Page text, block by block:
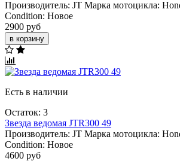
Производитель: JT Марка мотоцикла:
Condition: Новое
2900 руб
в корзину
Есть в наличии
Остаток: 3
Звезда ведомая JTR300 49
Производитель: JT Марка мотоцикла:
Condition: Новое
4600 руб